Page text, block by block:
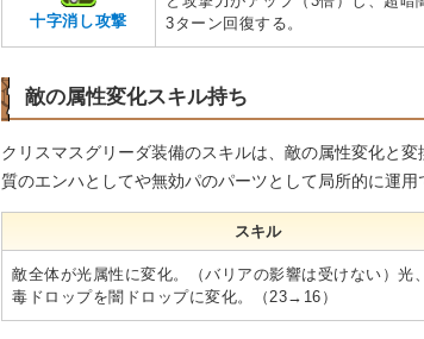
十字消し攻撃
3ターン回復する。
敵の属性変化スキル持ち
クリスマスグリーダ装備のスキルは、敵の属性変化と変
質のエンハとしてや無効パのパーツとして局所的に運用
スキル
敵全体が光属性に変化。（バリアの影響は受けない）光
毒ドロップを闇ドロップに変化。（23→16）